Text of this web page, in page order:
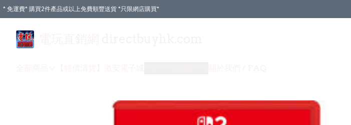
* 免運費* 購買2件產品或以上免費順豐送貨 *只限網店購買*